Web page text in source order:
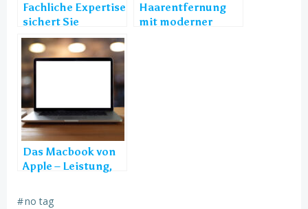
Fachliche Expertise
sichert Sie
steuerrechtlich ab
Haarentfernung
mit moderner
Das Macbook von
Apple – Leistung,
Benutzerfreundlichkeit
#no tag